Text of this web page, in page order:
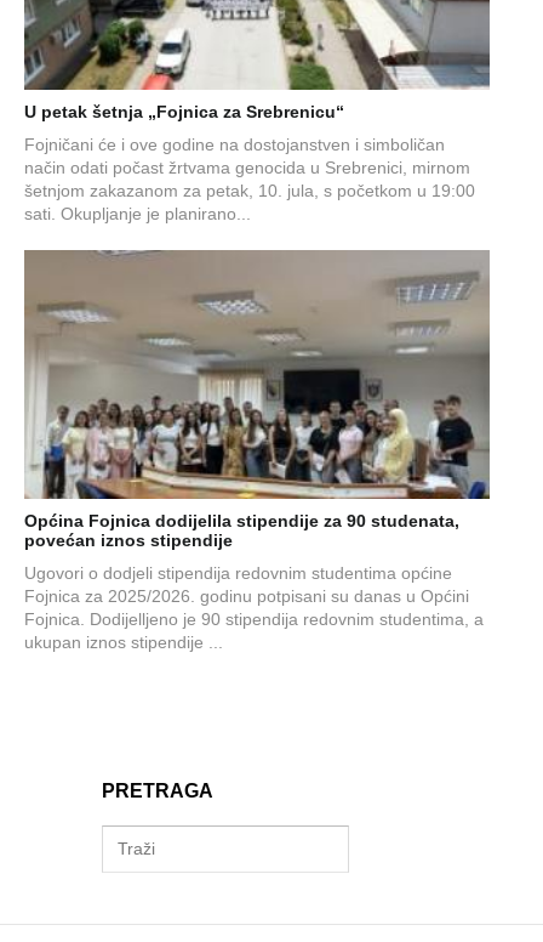
U petak šetnja „Fojnica za Srebrenicu“
Fojničani će i ove godine na dostojanstven i simboličan
način odati počast žrtvama genocida u Srebrenici, mirnom
šetnjom zakazanom za petak, 10. jula, s početkom u 19:00
sati. Okupljanje je planirano...
Općina Fojnica dodijelila stipendije za 90 studenata,
povećan iznos stipendije
Ugovori o dodjeli stipendija redovnim studentima općine
Fojnica za 2025/2026. godinu potpisani su danas u Općini
Fojnica. Dodijelljeno je 90 stipendija redovnim studentima, a
ukupan iznos stipendije ...
PRETRAGA